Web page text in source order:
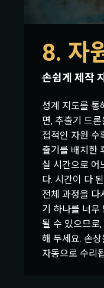
8. 자
손쉽게 제작
성계 지도를 통
면, 추출기 드
접적인 자원 수
출기를 배치한
실 시간으로 어
다. 시간이 다
전체 과정을 다
기 하나를 너무
될 수 있으므로
해 두세요. 손
자동으로 수리